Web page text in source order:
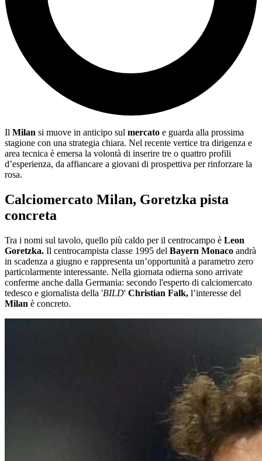
Il Milan si muove in anticipo sul mercato e guarda alla prossima
stagione con una strategia chiara. Nel recente vertice tra dirigenza e
area tecnica è emersa la volontà di inserire tre o quattro profili
d’esperienza, da affiancare a giovani di prospettiva per rinforzare la
rosa.
Calciomercato Milan, Goretzka pista
concreta
Tra i nomi sul tavolo, quello più caldo per il centrocampo è Leon
Goretzka. Il centrocampista classe 1995 del Bayern Monaco andrà
in scadenza a giugno e rappresenta un’opportunità a parametro zero
particolarmente interessante. Nella giornata odierna sono arrivate
conferme anche dalla Germania: secondo l'esperto di calciomercato
tedesco e giornalista della 'BILD' Christian Falk, l’interesse del
Milan è concreto.